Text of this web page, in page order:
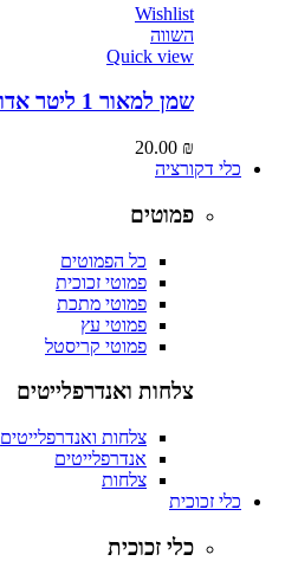
Wishlist
השווה
Quick view
שמן למאור 1 ליטר אדום
20.00 ₪
כלי דקורציה
פמוטים
כל הפמוטים
פמוטי זכוכית
פמוטי מתכת
פמוטי עץ
פמוטי קריסטל
צלחות ואנדרפלייטים
צלחות ואנדרפלייטים
אנדרפלייטים
צלחות
כלי זכוכית
כלי זכוכית